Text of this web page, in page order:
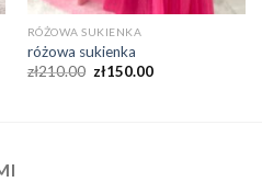
RÓŻOWA SUKIENKA
różowa sukienka
zł210.00 zł150.00